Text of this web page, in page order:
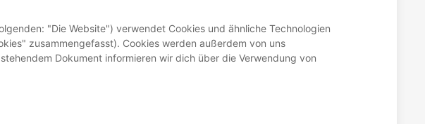
"Die Website") verwendet Cookies und ähnliche Technologien
zusammengefasst). Cookies werden außerdem von uns
Dokument informieren wir dich über die Verwendung von